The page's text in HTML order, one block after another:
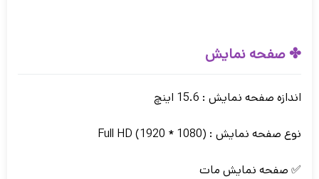
✤ صفحه نمایش
اندازه صفحه نمایش : 15.6 اینچ
نوع صفحه نمایش : Full HD (1920 * 1080)
✅ صفحه نمایش مات